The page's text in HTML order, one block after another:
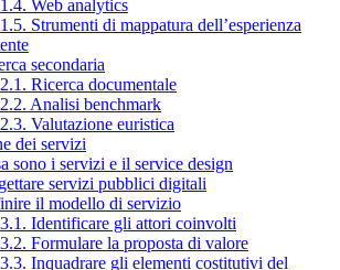
Web analytics
Strumenti di mappatura dell’esperienza
secondaria
Ricerca documentale
Analisi benchmark
Valutazione euristica
dei servizi
sono i servizi e il service design
servizi pubblici digitali
il modello di servizio
Identificare gli attori coinvolti
Formulare la proposta di valore
Inquadrare gli elementi costitutivi del